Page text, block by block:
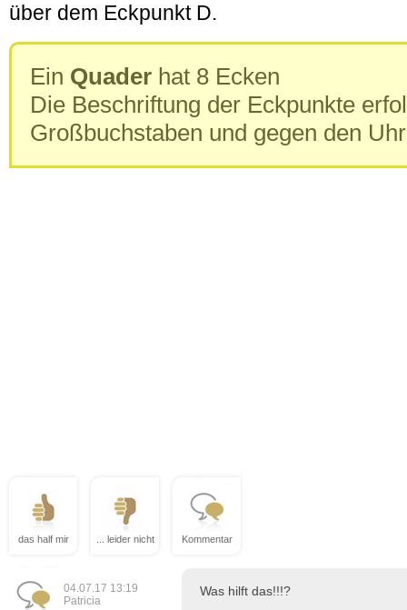
über dem Eckpunkt D.
Ein Quader hat 8 Ecken
Die Beschriftung der Eckpunkte
Großbuchstaben und gegen den
das half mir ... leider nicht Kommentar
04.07.17 13:19
Patricia
Was hilft das!!!?